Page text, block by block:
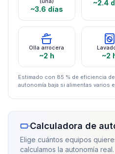
~3.6 días
~2.4
Olla arrocera
~2 h ~2
Estimado con 85 % de eficiencia
autonomía baja si alimentas varios
Calculadora de
Elige cuántos equipos
calculamos la autonomía real.